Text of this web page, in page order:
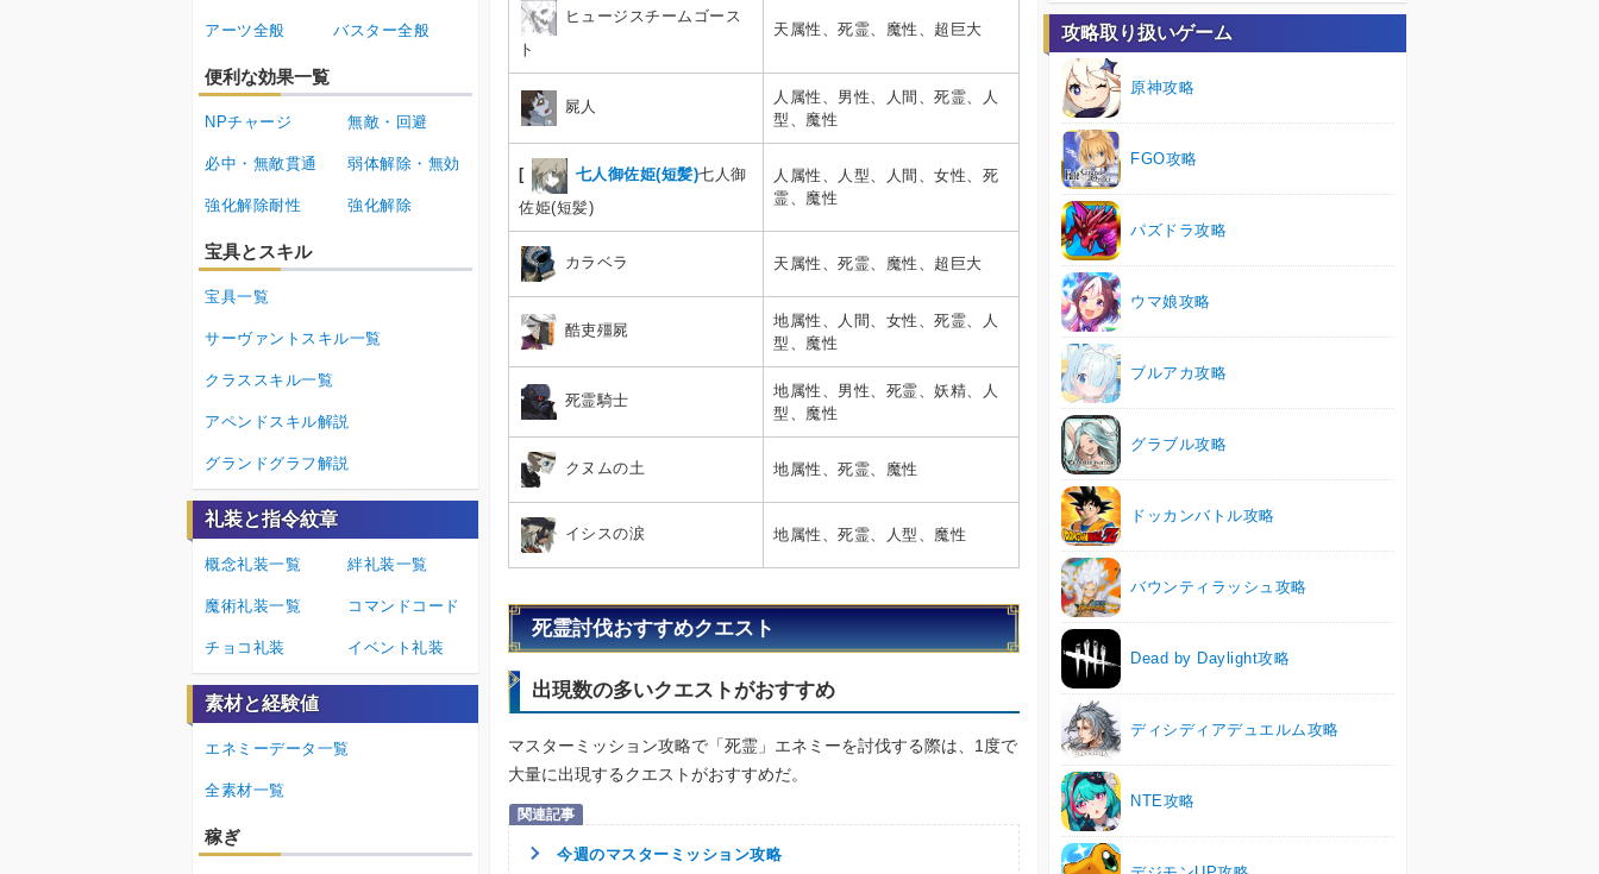
ヒュージスチームゴース
ト
天属性、死霊、魔性、超巨大
屍人
人属性、男性、人間、死霊、人
型、魔性
[ 七人御佐姫(短髪)七人御
佐姫(短髪)
人属性、人型、人間、女性、死
霊、魔性
カラベラ 天属性、死霊、魔性、超巨大
酷吏殭屍
地属性、人間、女性、死霊、人
型、魔性
死霊騎士
地属性、男性、死霊、妖精、人
型、魔性
クヌムの土 地属性、死霊、魔性
イシスの涙 地属性、死霊、人型、魔性
死霊討伐おすすめクエスト
出現数の多いクエストがおすすめ
マスターミッション攻略で「死霊」エネミーを討伐する際は、1度で
大量に出現するクエストがおすすめだ。
今週のマスターミッション攻略
攻略取り扱いゲーム
原神攻略
FGO攻略
パズドラ攻略
ウマ娘攻略
ブルアカ攻略
グラブル攻略
ドッカンバトル攻略
バウンティラッシュ攻略
Dead by Daylight攻略
ディシディアデュエルム攻略
NTE攻略
アーツ全般 バスター全般
便利な効果一覧
NPチャージ 無敵・回避
必中・無敵貫通 弱体解除・無効
強化解除耐性 強化解除
宝具とスキル
宝具一覧
サーヴァントスキル一覧
クラススキル一覧
アペンドスキル解説
グランドグラフ解説
礼装と指令紋章
概念礼装一覧 絆礼装一覧
魔術礼装一覧 コマンドコード
チョコ礼装 イベント礼装
素材と経験値
エネミーデータ一覧
全素材一覧
稼ぎ